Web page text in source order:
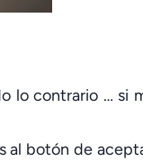
lo contrario … si
al botón de